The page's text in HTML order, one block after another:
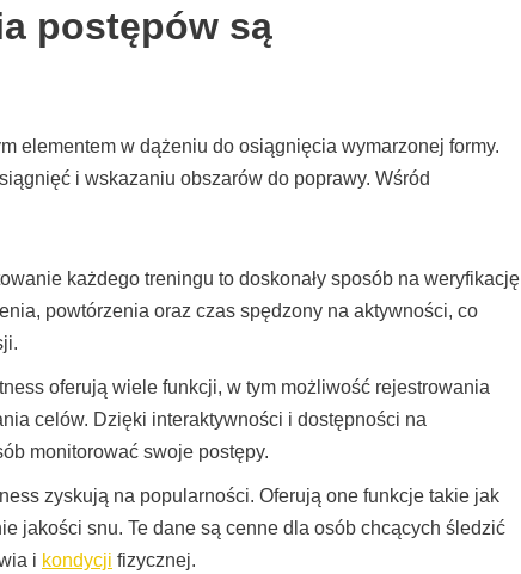
postępów są
elementem w dążeniu do osiągnięcia wymarzonej formy.
i wskazaniu obszarów do poprawy. Wśród
każdego treningu to doskonały sposób na weryfikację
powtórzenia oraz czas spędzony na aktywności, co
oferują wiele funkcji, w tym możliwość rejestrowania
celów. Dzięki interaktywności i dostępności na
monitorować swoje postępy.
zyskują na popularności. Oferują one funkcje takie jak
jakości snu. Te dane są cenne dla osób chcących śledzić
i kondycji fizycznej.